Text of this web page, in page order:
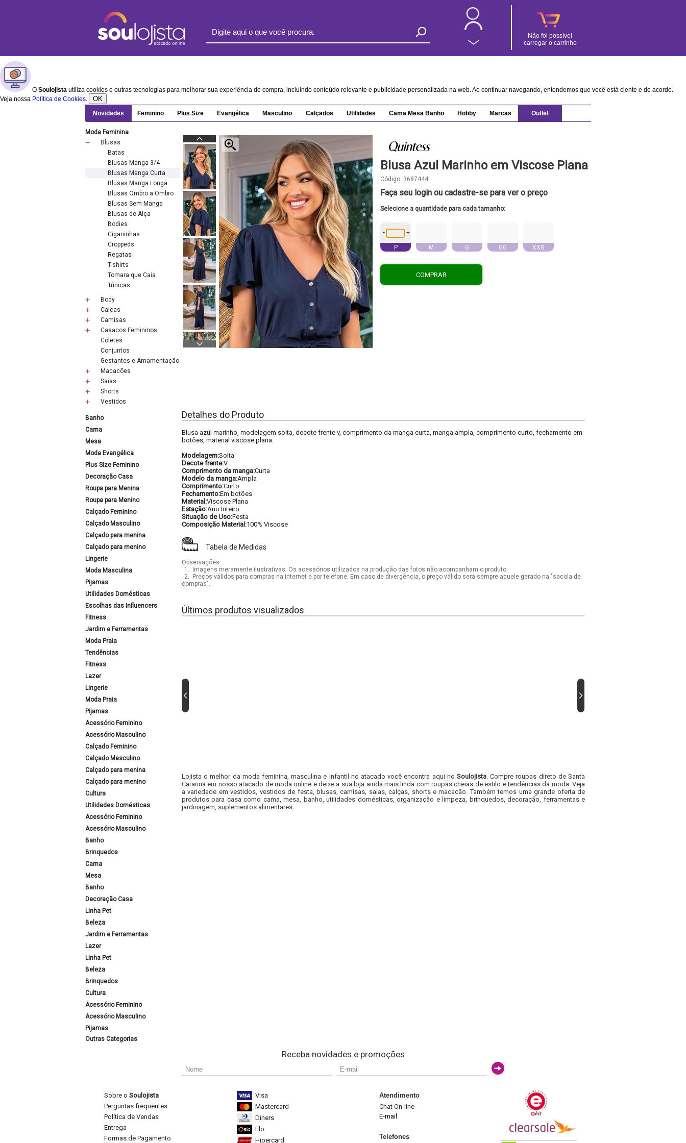
Não foi possível
carregar o carrinho
O Soulojista utiliza cookies e outras tecnologias para melhorar sua experiência de compra, incluindo conteúdo relevante e publicidade personalizada na web. Ao continuar navegando, entendemos que você está ciente e de acordo.
Veja nossa Política de Cookies. OK
Novidades Feminino Plus Size Evangélica Masculino Calçados Utilidades Cama Mesa Banho Hobby Marcas Outlet
Moda Feminina
Blusas
Batas
Blusas Manga 3/4
Blusas Manga Curta
Blusas Manga Longa
Blusas Ombro a Ombro
Blusas Sem Manga
Blusas de Alça
Bodies
Ciganinhas
Croppeds
Regatas
T-shirts
Tomara que Caia
Túnicas
Body
Calças
Camisas
Casacos Femininos
Coletes
Conjuntos
Gestantes e Amamentação
Macacões
Saias
Shorts
Vestidos
Banho
Cama
Mesa
Moda Evangélica
Plus Size Feminino
Decoração Casa
Roupa para Menina
Roupa para Menino
Calçado Feminino
Calçado Masculino
Calçado para menina
Calçado para menino
Lingerie
Moda Masculina
Pijamas
Utilidades Domésticas
Escolhas das Influencers
Fitness
Jardim e Ferramentas
Moda Praia
Tendências
Fitness
Lazer
Lingerie
Moda Praia
Pijamas
Acessório Feminino
Acessório Masculino
Calçado Feminino
Calçado Masculino
Calçado para menina
Calçado para menino
Cultura
Utilidades Domésticas
Acessório Feminino
Acessório Masculino
Banho
Brinquedos
Cama
Mesa
Banho
Decoração Casa
Linha Pet
Beleza
Jardim e Ferramentas
Lazer
Linha Pet
Beleza
Brinquedos
Cultura
Acessório Feminino
Acessório Masculino
Pijamas
Outras Categorias
Blusa Azul Marinho em Viscose Plana
Código: 3687444
Faça seu login ou cadastre-se para ver o preço
Selecione a quantidade para cada tamanho:
- +
P M G GG XXG
COMPRAR
Detalhes do Produto
Blusa azul marinho, modelagem solta, decote frente v, comprimento da manga curta, manga ampla, comprimento curto, fechamento em
botões, material viscose plana.
Modelagem:Solta
Decote frente:V
Comprimento da manga:Curta
Modelo da manga:Ampla
Comprimento:Curto
Fechamento:Em botões
Material:Viscose Plana
Estação:Ano Inteiro
Situação de Uso:Festa
Composição Material:100% Viscose
Tabela de Medidas
Observações:
1.
Imagens meramente ilustrativas. Os acessórios utilizados na produção das fotos não acompanham o produto.
2.
Preços válidos para compras na internet e por telefone. Em caso de divergência, o preço válido será sempre aquele gerado na "sacola de
compras".
Últimos produtos visualizados
Lojista o melhor da moda feminina, masculina e infantil no atacado você encontra aqui no Soulojista. Compre roupas direto de Santa
Catarina em nosso atacado de moda online e deixe a sua loja ainda mais linda com roupas cheias de estilo e tendências da moda. Veja
a variedade em vestidos, vestidos de festa, blusas, camisas, saias, calças, shorts e macacão. Também temos uma grande oferta de
produtos para casa como cama, mesa, banho, utilidades domésticas, organização e limpeza, brinquedos, decoração, ferramentas e
jardinagem, suplementos alimentares.
Receba novidades e promoções
Sobre o Soulojista
Perguntas frequentes
Política de Vendas
Entrega
Formas de Pagamento
Visa
Mastercard
Diners
Elo
Hipercard
Atendimento
Chat On-line
E-mail
Telefones